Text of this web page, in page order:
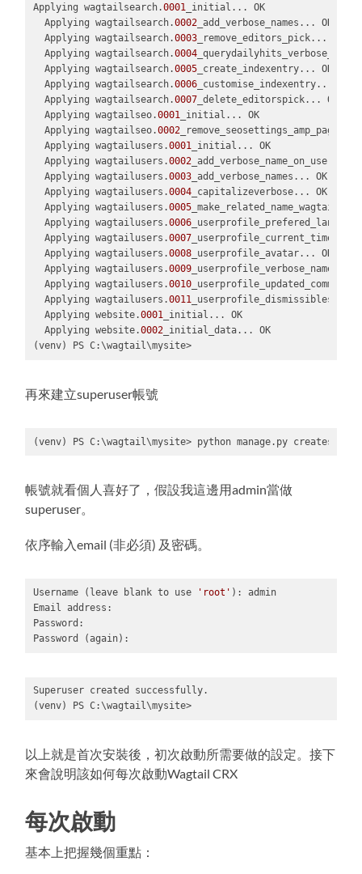
Applying wagtailsearch.0001_initial... OK
  Applying wagtailsearch.
0002_add_verbose_names... OK
  Applying wagtailsearch.
0003_remove_editors_pick... OK
  Applying wagtailsearch.
0004
  Applying wagtailsearch.
0005_create_indexentry... OK
  Applying wagtailsearch.
0006_customise_indexentry... OK
  Applying wagtailsearch.
0007_delete_editorspick... OK
  Applying wagtailseo.
0001_initial... OK
  Applying wagtailseo.
0002_remove_seosettings_amp_pages...
  Applying wagtailusers.
0001_initial... OK
  Applying wagtailusers.
0002
  Applying wagtailusers.
0003_add_verbose_names... OK
  Applying wagtailusers.
0004_capitalizeverbose... OK
  Applying wagtailusers.
0005
  Applying wagtailusers.
0006
  Applying wagtailusers.
0007
  Applying wagtailusers.
0008_userprofile_avatar... OK
  Applying wagtailusers.
0009
  Applying wagtailusers.
0010
  Applying wagtailusers.
0011_userprofile_dismissibles...
  Applying website.
0001_initial... OK
  Applying website.
0002_initial_data... OK
(venv) PS C:\wagtail\mysite>
PowerShell
再來建立superuser帳號
(venv) PS C:\wagtail\mysite> python manage.py
PowerShell
帳號就看個人喜好了，假設我這邊用admin當做
superuser。
依序輸入email (非必須) 及密碼。
Username (leave blank to use 'root' ): admin
Email address:
Password:
Password (again):
Bash
(
bash)
Superuser created successfully.
(venv) PS C:\wagtail\mysite>
PowerShell
( powershell )
以上就是首次安裝後，初次啟動所需要做的設定。接下
來會說明該如何每次啟動Wagtail CRX
每次啟動
基本上把握幾個重點：